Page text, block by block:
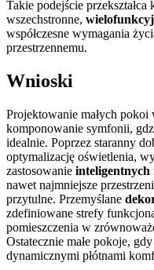
Takie podejście
wszechstronne,
współczesne wymagania
przestrzennemu.
Wnioski
Projektowanie małych
komponowanie symfonii,
idealnie. Poprzez staranny
optymalizację oświetlenia,
zastosowanie inteligentnych
nawet najmniejsze
przytulne. Przemyślane
zdefiniowane strefy
pomieszczenia w
Ostatecznie małe pokoje,
dynamicznymi płótnami